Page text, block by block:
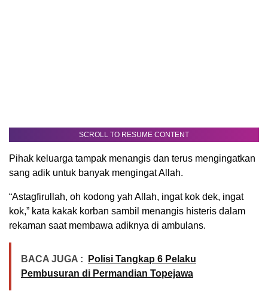
SCROLL TO RESUME CONTENT
Pihak keluarga tampak menangis dan terus mengingatkan
sang adik untuk banyak mengingat Allah.
“Astagfirullah, oh kodong yah Allah, ingat kok dek, ingat
kok,” kata kakak korban sambil menangis histeris dalam
rekaman saat membawa adiknya di ambulans.
BACA JUGA :
Polisi Tangkap 6 Pelaku
Pembusuran di Permandian Topejawa